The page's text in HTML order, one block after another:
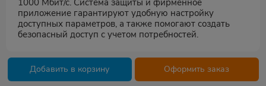
1000 Мбит/с. Система защиты и фирменное
приложение гарантируют удобную настройку
доступных параметров, а также помогают создать
безопасный доступ с учетом потребностей.
Добавить в корзину Оформить заказ